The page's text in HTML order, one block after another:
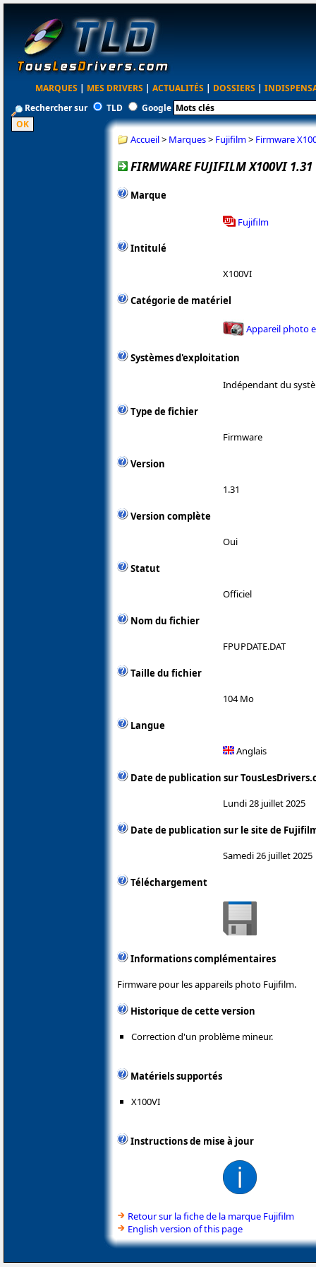
MARQUES | MES DRIVERS | ACTUALITÉS | DOSSIERS |
Rechercher sur
TLD Google
Accueil> Marques> Fujifilm> Firmware
FIRMWARE FUJIFILM X100VI 1.31
Marque
Fujifilm
Intitulé
X100VI
Catégorie de matériel
Appareil photo
Systèmes d'exploitation
Indépendant du
Type de fichier
Firmware
Version
1.31
Version complète
Oui
Statut
Officiel
Nom du fichier
FPUPDATE.DAT
Taille du fichier
104 Mo
Langue
Anglais
Date de publication sur
Lundi 28 juillet 2025
Date de publication sur le site de
Samedi 26 juillet 2025
Téléchargement
Informations complémentaires
Firmware pour les appareils photo Fujifilm.
Historique de cette version
Correction d'un problème mineur.
Matériels supportés
X100VI
Instructions de mise à jour
Retour sur la fiche de la marque Fujifilm
English version of this page